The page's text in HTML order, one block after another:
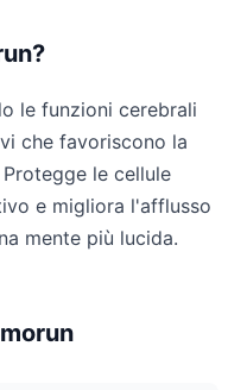
le funzioni cerebrali
che favoriscono la
le cellule
e migliora l'afflusso
mente più lucida.